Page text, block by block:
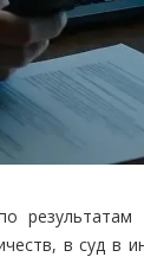
результатам
в суд в